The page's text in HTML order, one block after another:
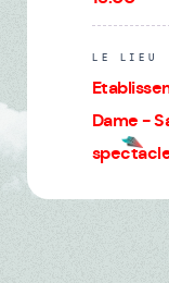
LE LIEU
Dame -